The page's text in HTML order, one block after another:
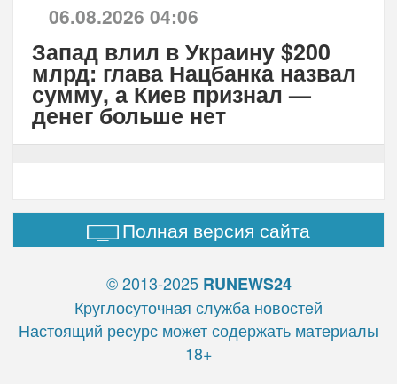
06.08.2026 04:06
Запад влил в Украину $200
млрд: глава Нацбанка назвал
сумму, а Киев признал —
денег больше нет
Полная версия сайта
© 2013-2025 RUNEWS24
Круглосуточная служба новостей
Настоящий ресурс может содержать материалы
18+